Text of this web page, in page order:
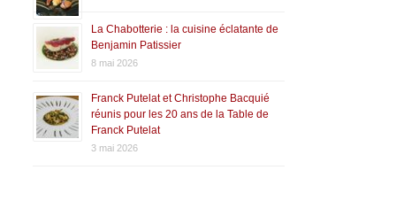
La Chabotterie : la cuisine éclatante de
Benjamin Patissier
8 mai 2026
Franck Putelat et Christophe Bacquié
réunis pour les 20 ans de la Table de
Franck Putelat
3 mai 2026